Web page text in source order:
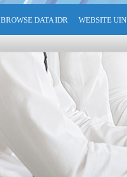
BROWSE DATA IDR WEBSITE